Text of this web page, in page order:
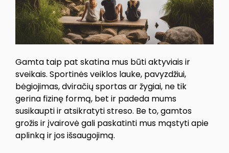
Gamta taip pat skatina mus būti aktyviais ir
sveikais. Sportinės veiklos lauke, pavyzdžiui,
bėgiojimas, dviračių sportas ar žygiai, ne tik
gerina fizinę formą, bet ir padeda mums
susikaupti ir atsikratyti streso. Be to, gamtos
grožis ir įvairovė gali paskatinti mus mąstyti apie
aplinką ir jos išsaugojimą.